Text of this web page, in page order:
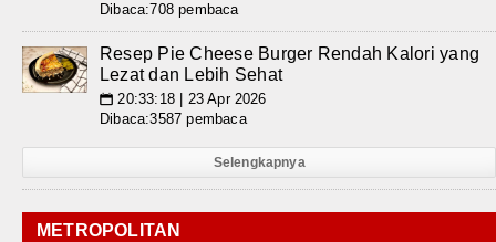
Dibaca:708 pembaca
Resep Pie Cheese Burger Rendah Kalori yang
Lezat dan Lebih Sehat
📅 20:33:18 | 23 Apr 2026
Dibaca:3587 pembaca
Selengkapnya
METROPOLITAN